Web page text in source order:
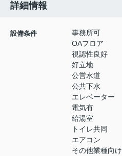
詳細情報
設備条件
事務所可
OAフロア
視認性良好
好立地
公営水道
公共下水
エレベーター
電気有
給湯室
トイレ共同
エアコン
その他業種向け